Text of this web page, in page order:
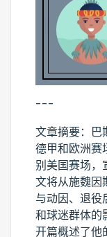
---
文章摘要：巴
德甲和欧洲赛
别美国赛场，
文将从施魏因
与动因、退役
和球迷群体的
开篇概述了他